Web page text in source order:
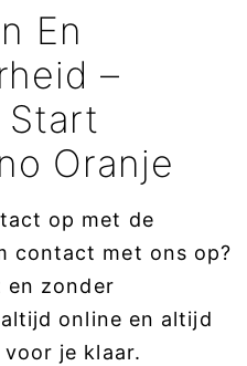
En
–
Oranje
op met de
contact met ons op?
en zonder
online en altijd
je klaar.